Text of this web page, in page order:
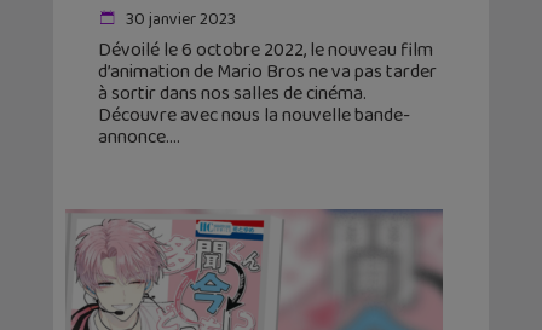
30 janvier 2023
Dévoilé le 6 octobre 2022, le nouveau film
d’animation de Mario Bros ne va pas tarder
à sortir dans nos salles de cinéma.
Découvre avec nous la nouvelle bande-
annonce.